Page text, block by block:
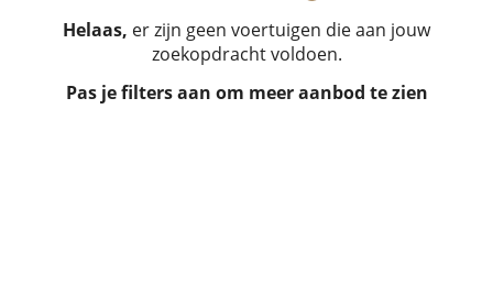
Helaas, er zijn geen voertuigen die aan jouw
zoekopdracht voldoen.
Pas je filters aan om meer aanbod te zien